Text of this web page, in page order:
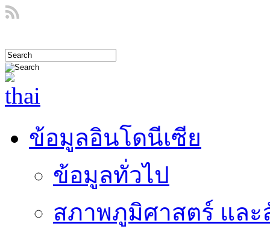
ข้อมูลอินโดนีเซีย
ข้อมูลทั่วไป
สภาพภูมิศาสตร์ แล